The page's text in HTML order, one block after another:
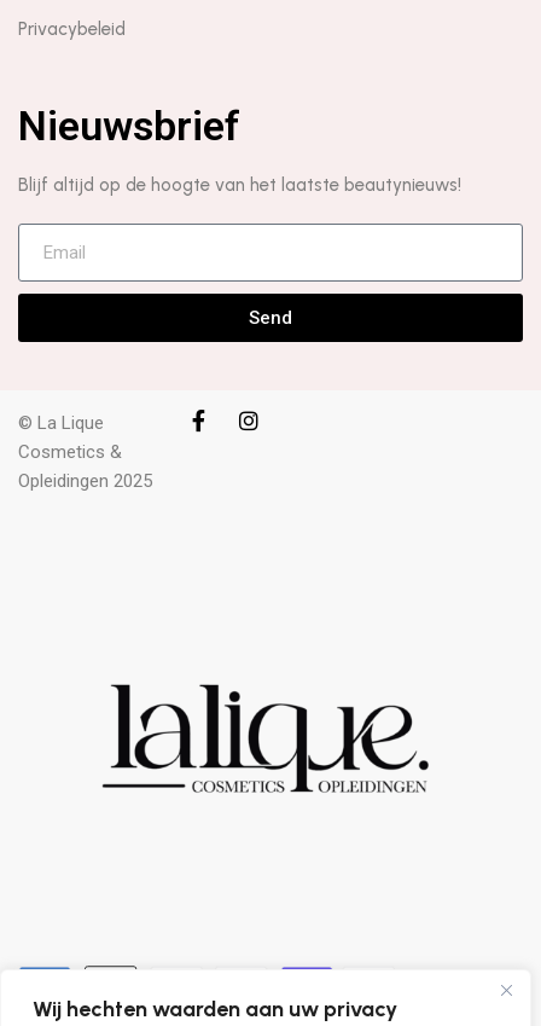
Wij hechten waarden aan uw privacy
Privacybeleid
Nieuwsbrief
Blijf altijd op de hoogte van het laatste beautynieuws!
Send
© La Lique
Cosmetics &
Opleidingen 2025